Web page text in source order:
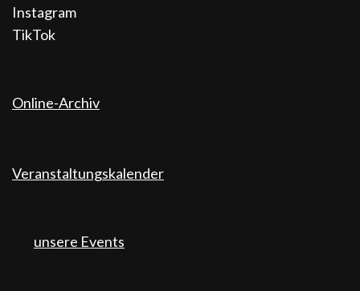
Instagram
TikTok
Online-Archiv
Veranstaltungskalender
unsere Events